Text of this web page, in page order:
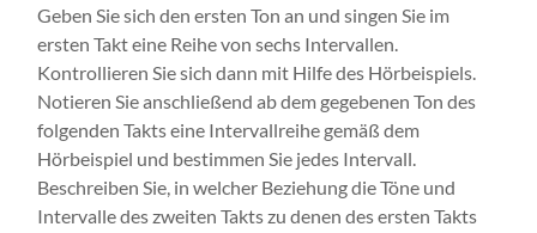
Geben Sie sich den ersten Ton an und singen Sie im
ersten Takt eine Reihe von sechs Intervallen.
Kontrollieren Sie sich dann mit Hilfe des Hörbeispiels.
Notieren Sie anschließend ab dem gegebenen Ton des
folgenden Takts eine Intervallreihe gemäß dem
Hörbeispiel und bestimmen Sie jedes Intervall.
Beschreiben Sie, in welcher Beziehung die Töne und
Intervalle des zweiten Takts zu denen des ersten Takts